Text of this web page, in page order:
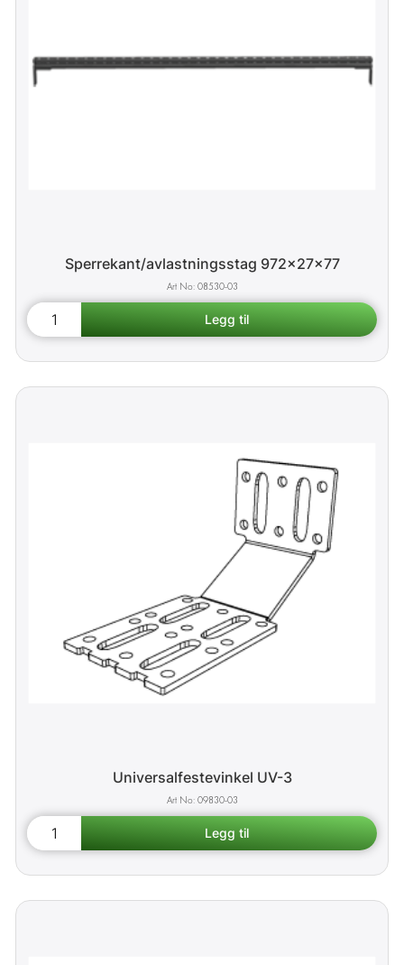
Sperrekant/avlastningsstag 972x27x77
08530-03
Universalfestevinkel UV-3
09830-03